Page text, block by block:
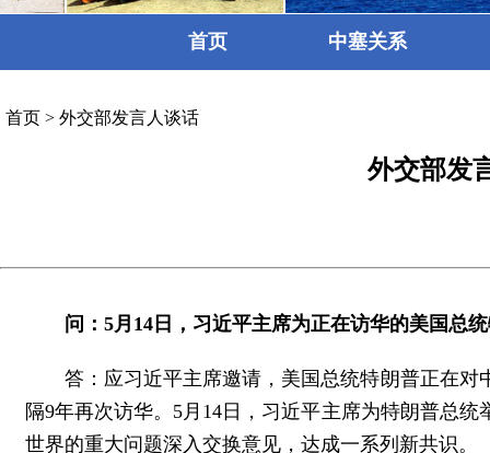
首页 中塞关系
首页 > 外交部发言人谈话
外交部发
问：5月14日，习近平主席为正在访华的美国总
答：应习近平主席邀请，美国总统特朗普正在
隔9年再次访华。5月14日，习近平主席为特朗普总
世界的重大问题深入交换意见，达成一系列新共识。